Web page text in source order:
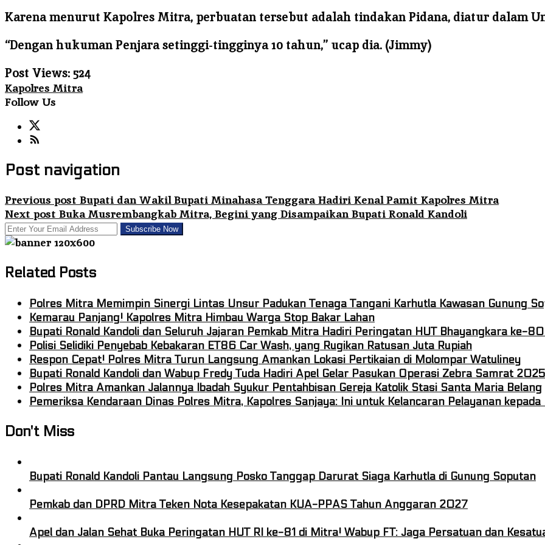
Karena menurut Kapolres Mitra, perbuatan tersebut adalah tindakan Pidana, diatur dalam
“Dengan hukuman Penjara setinggi-tingginya 10 tahun,” ucap dia. (Jimmy)
Post Views: 524
Kapolres Mitra
Follow Us
Post navigation
Previous post Bupati dan Wakil Bupati Minahasa Tenggara Hadiri Kenal Pamit Kapolres Mitra
Next post Buka Musrembangkab Mitra, Begini yang Disampaikan Bupati Ronald Kandoli
Related Posts
Polres Mitra Memimpin Sinergi Lintas Unsur Padukan Tenaga Tangani Karhutla Kawasan Gunung
Kemarau Panjang! Kapolres Mitra Himbau Warga Stop Bakar Lahan
Bupati Ronald Kandoli dan Seluruh Jajaran Pemkab Mitra Hadiri Peringatan HUT Bhayangkara ke-
Polisi Selidiki Penyebab Kebakaran ET86 Car Wash, yang Rugikan Ratusan Juta Rupiah
Respon Cepat! Polres Mitra Turun Langsung Amankan Lokasi Pertikaian di Molompar Watuliney
Bupati Ronald Kandoli dan Wabup Fredy Tuda Hadiri Apel Gelar Pasukan Operasi Zebra Samrat
Polres Mitra Amankan Jalannya Ibadah Syukur Pentahbisan Gereja Katolik Stasi Santa Maria Belang
Pemeriksa Kendaraan Dinas Polres Mitra, Kapolres Sanjaya: Ini untuk Kelancaran Pelayanan
Don't Miss
Bupati Ronald Kandoli Pantau Langsung Posko Tanggap Darurat Siaga Karhutla di Gunung Soputan
Pemkab dan DPRD Mitra Teken Nota Kesepakatan KUA-PPAS Tahun Anggaran 2027
Apel dan Jalan Sehat Buka Peringatan HUT RI ke-81 di Mitra! Wabup FT: Jaga Persatuan dan